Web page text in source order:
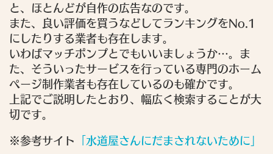
と、ほとんどが自作の広告なのです。
また、良い評価を買うなどしてランキングをNo.1
にしたりする業者も存在します。
いわばマッチポンプとでもいいましょうか…。ま
た、そういったサービスを行っている専門のホーム
ページ制作業者も存在しているのも確かです。
上記でご説明したとおり、幅広く検索することが大
切です。
※参考サイト 「水道屋さんにだまされないために」